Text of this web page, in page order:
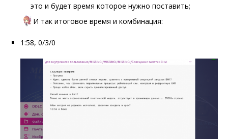
это и будет время которое нужно поставить;
И так итоговое время и комбинация:
1:58, 0/3/0